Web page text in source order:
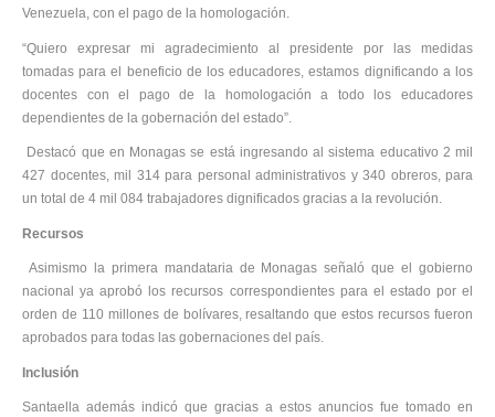
Venezuela, con el pago de la homologación.
“Quiero expresar mi agradecimiento al presidente por las medidas
tomadas para el beneficio de los educadores, estamos dignificando a los
docentes con el pago de la homologación a todo los educadores
dependientes de la gobernación del estado”.
Destacó que en Monagas se está ingresando al sistema educativo 2 mil
427 docentes, mil 314 para personal administrativos y 340 obreros, para
un total de 4 mil 084 trabajadores dignificados gracias a la revolución.
Recursos
Asimismo la primera mandataria de Monagas señaló que el gobierno
nacional ya aprobó los recursos correspondientes para el estado por el
orden de 110 millones de bolívares, resaltando que estos recursos fueron
aprobados para todas las gobernaciones del país.
Inclusión
Santaella además indicó que gracias a estos anuncios fue tomado en